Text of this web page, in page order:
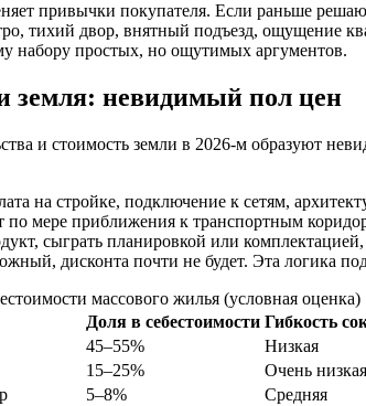
привычки покупателя. Если раньше
тихий двор, внятный подъезд, ощущение
набору простых, но ощутимых аргументов.
земля: невидимый пол цен
и стоимость земли в 2026-м образуют
на стройке, подключение к сетям,
по мере приближения к транспортным
сыграть планировкой или
дисконта почти не будет. Эта логика
массового жилья (условная оценка)
Доля в себестоимости Гибкость
45–55%
Низкая
15–25%
Очень низкая
5–8%
Средняя